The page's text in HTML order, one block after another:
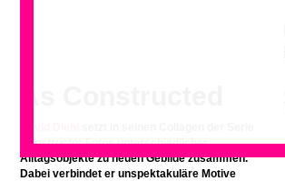
ConstructorFotos unterschiedlicher
Alltagsobjekte zu neuen Gebilde zusammen.
Dabei verbindet er unspektakuläre Motive